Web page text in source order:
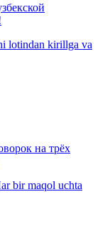
lotindan kirillga va
на трёх
bir maqol uchta